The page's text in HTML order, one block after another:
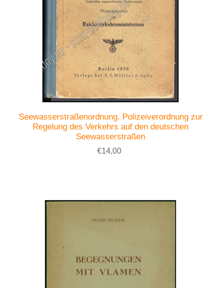
Seewasserstraßenordnung. Polizeiverordnung zur
Regelung des Verkehrs auf den deutschen
Seewasserstraßen
€14,00